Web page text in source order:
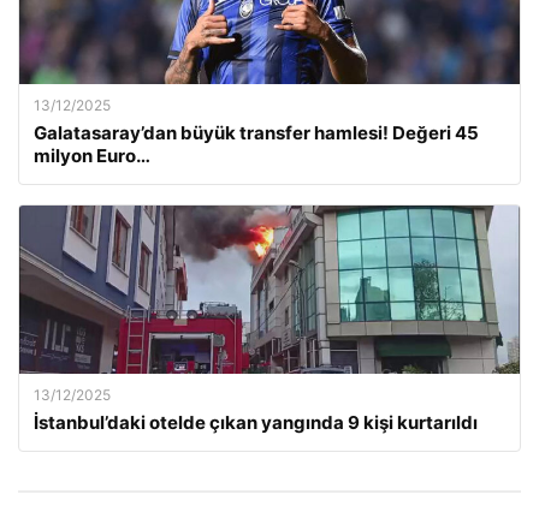
13/12/2025
Galatasaray’dan büyük transfer hamlesi! Değeri 45
milyon Euro…
13/12/2025
İstanbul’daki otelde çıkan yangında 9 kişi kurtarıldı